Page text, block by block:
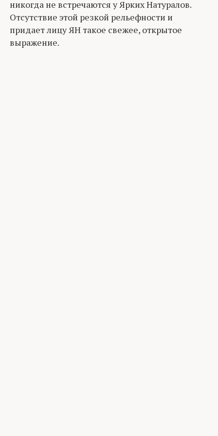
никогда не встречаются у Ярких Натуралов.
Отсутствие этой резкой рельефности и
придает лицу ЯН такое свежее, открытое
выражение.